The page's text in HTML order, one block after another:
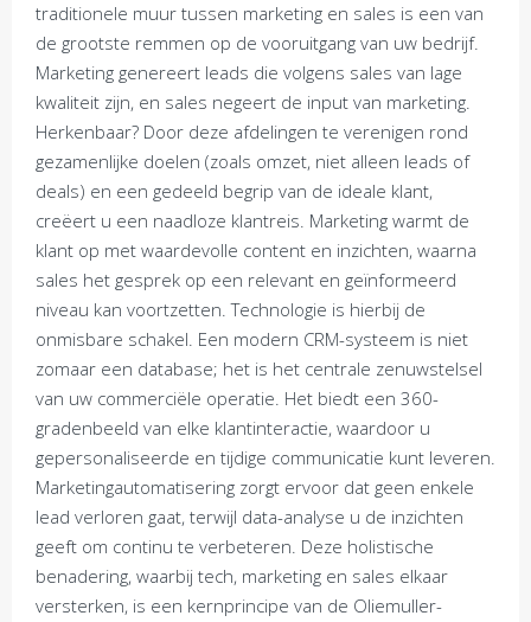
traditionele muur tussen marketing en sales is een van
de grootste remmen op de vooruitgang van uw bedrijf.
Marketing genereert leads die volgens sales van lage
kwaliteit zijn, en sales negeert de input van marketing.
Herkenbaar? Door deze afdelingen te verenigen rond
gezamenlijke doelen (zoals omzet, niet alleen leads of
deals) en een gedeeld begrip van de ideale klant,
creëert u een naadloze klantreis. Marketing warmt de
klant op met waardevolle content en inzichten, waarna
sales het gesprek op een relevant en geïnformeerd
niveau kan voortzetten. Technologie is hierbij de
onmisbare schakel. Een modern CRM-systeem is niet
zomaar een database; het is het centrale zenuwstelsel
van uw commerciële operatie. Het biedt een 360-
gradenbeeld van elke klantinteractie, waardoor u
gepersonaliseerde en tijdige communicatie kunt leveren.
Marketingautomatisering zorgt ervoor dat geen enkele
lead verloren gaat, terwijl data-analyse u de inzichten
geeft om continu te verbeteren. Deze holistische
benadering, waarbij tech, marketing en sales elkaar
versterken, is een kernprincipe van de Oliemuller-